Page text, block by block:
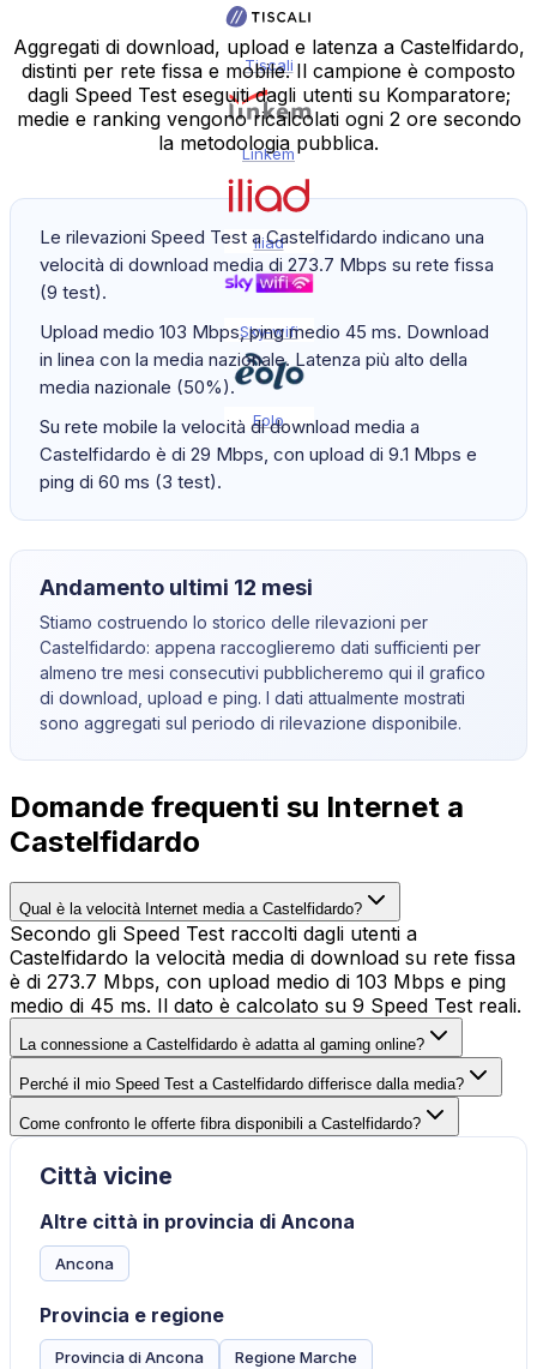
Tiscali
Linkem
Iliad
Sky-wifi
Eolo
Aggregati di download, upload e latenza a Castelfidardo,
distinti per rete fissa e mobile. Il campione è composto
dagli Speed Test eseguiti dagli utenti su Komparatore;
medie e ranking vengono ricalcolati ogni 2 ore secondo
la metodologia pubblica.
Le rilevazioni Speed Test a Castelfidardo indicano una
velocità di download media di 273.7 Mbps su rete fissa
(9 test).
Upload medio 103 Mbps, ping medio 45 ms. Download
in linea con la media nazionale. Latenza più alto della
media nazionale (50%).
Su rete mobile la velocità di download media a
Castelfidardo è di 29 Mbps, con upload di 9.1 Mbps e
ping di 60 ms (3 test).
Andamento ultimi 12 mesi
Stiamo costruendo lo storico delle rilevazioni per
Castelfidardo: appena raccoglieremo dati sufficienti per
almeno tre mesi consecutivi pubblicheremo qui il grafico
di download, upload e ping. I dati attualmente mostrati
sono aggregati sul periodo di rilevazione disponibile.
Domande frequenti su Internet a
Castelfidardo
Qual è la velocità Internet media a Castelfidardo?
Secondo gli Speed Test raccolti dagli utenti a
Castelfidardo la velocità media di download su rete fissa
è di 273.7 Mbps, con upload medio di 103 Mbps e ping
medio di 45 ms. Il dato è calcolato su 9 Speed Test reali.
La connessione a Castelfidardo è adatta al gaming online?
Perché il mio Speed Test a Castelfidardo differisce dalla media?
Come confronto le offerte fibra disponibili a Castelfidardo?
Città vicine
Altre città in provincia di Ancona
Ancona
Provincia e regione
Provincia di Ancona Regione Marche